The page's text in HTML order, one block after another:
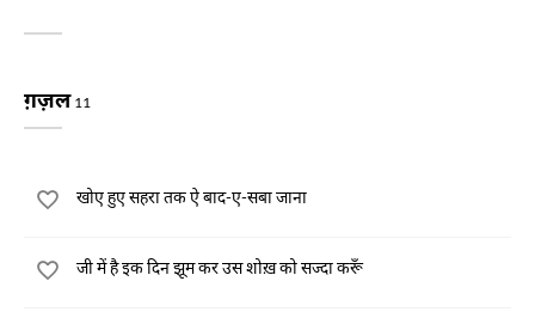
ग़ज़ल 11
खोए हुए सहरा तक ऐ बाद-ए-सबा जाना
जी में है इक दिन झूम कर उस शोख़ को सज्दा करूँ